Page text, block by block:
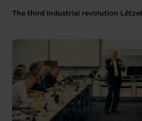
The third industrial revolution